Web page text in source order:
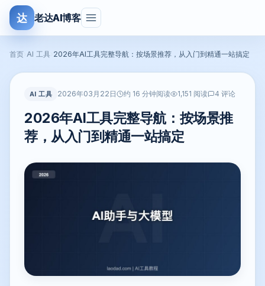
达 老达AI博客
首页 AI 工具 2026年AI工具完整导航：按场景推荐，从入门到精通一站搞定
AI 工具 2026年03月22日 约 16 分钟阅读 1,151 阅读 4 评论
2026年AI工具完整导航：按场景推
荐，从入门到精通一站搞定